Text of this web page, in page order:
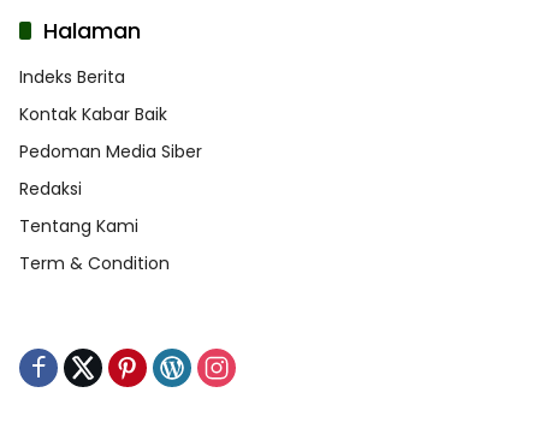
Halaman
Indeks Berita
Kontak Kabar Baik
Pedoman Media Siber
Redaksi
Tentang Kami
Term & Condition